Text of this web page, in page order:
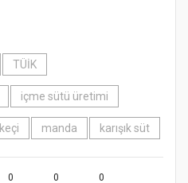
TÜİK
içme sütü üretimi
keçi manda karışık süt
0 0 0